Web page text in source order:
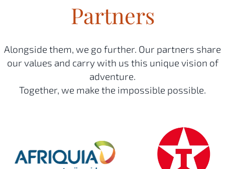
Partners
Alongside them, we go further. Our partners share
our values and carry with us this unique vision of
adventure.
Together, we make the impossible possible.